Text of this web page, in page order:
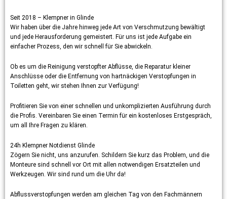
Seit 2018 – Klempner in Glinde
Wir haben über die Jahre hinweg jede Art von Verschmutzung bewältigt
und jede Herausforderung gemeistert. Für uns ist jede Aufgabe ein
einfacher Prozess, den wir schnell für Sie abwickeln.
Ob es um die Reinigung verstopfter Abflüsse, die Reparatur kleiner
Anschlüsse oder die Entfernung von hartnäckigen Verstopfungen in
Toiletten geht, wir stehen Ihnen zur Verfügung!
Profitieren Sie von einer schnellen und unkomplizierten Ausführung durch
die Profis. Vereinbaren Sie einen Termin für ein kostenloses Erstgespräch,
um all Ihre Fragen zu klären.
24h Klempner Notdienst Glinde
Zögern Sie nicht, uns anzurufen. Schildern Sie kurz das Problem, und die
Monteure sind schnell vor Ort mit allen notwendigen Ersatzteilen und
Werkzeugen. Wir sind rund um die Uhr da!
Abflussverstopfungen werden am gleichen Tag von den Fachmännern